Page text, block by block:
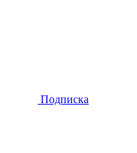
Подписка